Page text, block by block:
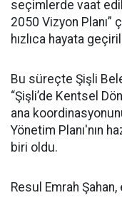
seçimlerde vaat
2050 Vizyon Planı”
hızlıca hayata
Bu süreçte Şişli
“Şişli’de Kentsel
ana
Yönetim Planı'nın
biri oldu.
Resul Emrah Şahan,